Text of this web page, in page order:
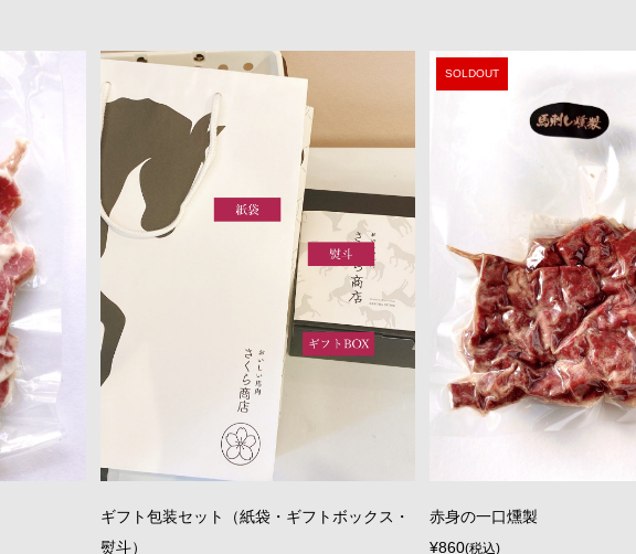
ギフト包装セット（紙袋・ギフトボックス・
熨斗）
SOLDOUT
赤身の一口燻製
¥860(税込)